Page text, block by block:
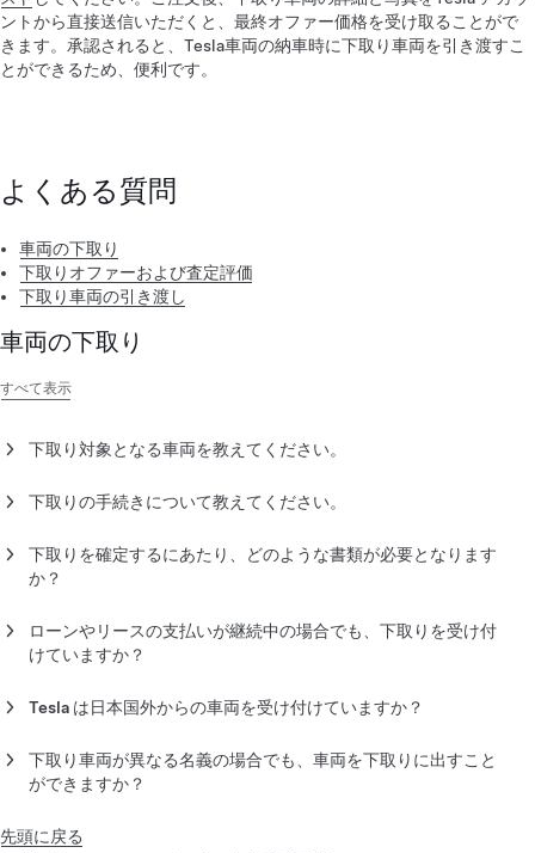
ントから直接送信いただくと、最終オファー価格を受け取ることがで
きます。承認されると、Tesla車両の納車時に下取り車両を引き渡すこ
とができるため、便利です。
よくある質問
車両の下取り
下取りオファーおよび査定評価
下取り車両の引き渡し
車両の下取り
すべて表示
下取り対象となる車両を教えてください。
ラック、バン、SUVなどの車両の下取りを受け付けています。
ができます。
走行不可能な状態である車両は受け付けていません。
下取りの手続きについて教えてください。
定は必要ありません。
下取り車両の見積もり価格を取得されたい場合は、Teslaの新車
トしてください。ただし、提示される見積もり価格は目安であ
り、変更する可能性があります。
注文後、下取り車両の写真と登録書類を直接テスラアカウント
直接確認し、承認できる最終オファーの値を提供します。納車
当日は、下取り車両でお越しいただき、Teslaの車でお帰りいた
だけますので便利です。
Teslaを注文してから30日以内に見積もりリクエストを送信し
下取りを確定するにあたり、どのような書類が必要となります
か？
録書類一式を郵送します。Teslaのご注文に対して正確な下取り
価格が提示されるためには、最終請求書が作成される前までに
署名または実印の捺印が必要となる書類
委任状
所有権譲渡に関する書類（譲渡証明書等）
ローンやリースの支払いが継続中の場合でも、下取りを受け付
けていますか？
受け付けています。Teslaでは、下取り車両の残債および差し引
に追記します。
Tesla は日本国外からの車両を受け付けていますか？
いません。
下取り車両が異なる名義の場合でも、車両を下取りに出すこと
ができますか？
の車検証のご名義の方から頂かなくてはなりません。
先頭に戻る